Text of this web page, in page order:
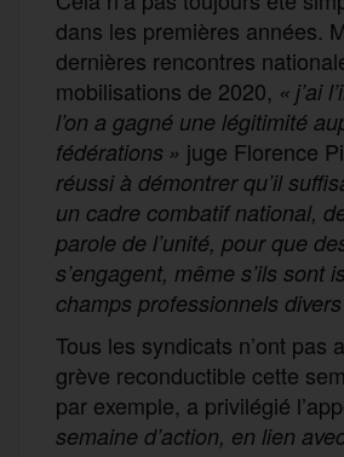
dans les premières années.
dernières rencontres
mobilisations de 2020, « j’ai
l’on a gagné une légitimité
fédérations » juge Florence
réussi à démontrer qu’il
un cadre combatif national,
parole de l’unité, pour que
s’engagent, même s’ils sont
champs professionnels divers
Tous les syndicats n’ont pas
grève reconductible cette
par exemple, a privilégié
semaine d’action, en lien